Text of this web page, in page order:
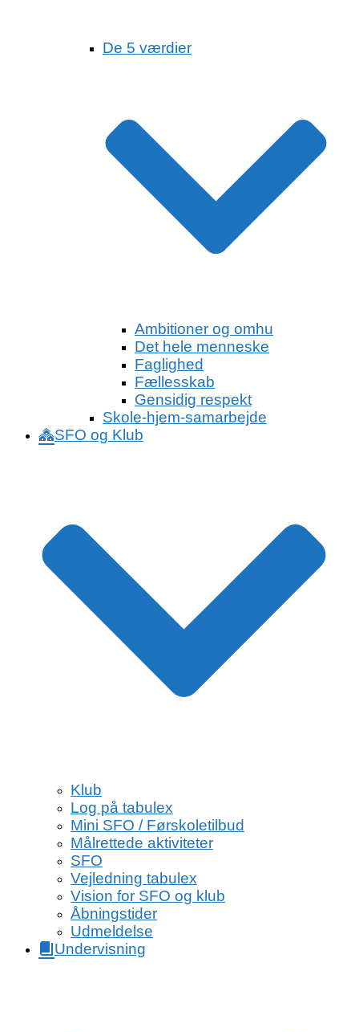
De 5 værdier
Ambitioner og omhu
Det hele menneske
Faglighed
Fællesskab
Gensidig respekt
Skole-hjem-samarbejde
SFO og Klub
Klub
Log på tabulex
Mini SFO / Førskoletilbud
Målrettede aktiviteter
SFO
Vejledning tabulex
Vision for SFO og klub
Åbningstider
Udmeldelse
Undervisning